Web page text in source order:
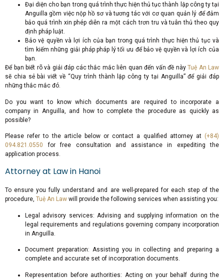
Đại diện cho bạn trong quá trình thực hiện thủ tục thành lập công ty tại
Anguilla gồm việc nộp hồ sơ và tương tác với cơ quan quản lý để đảm
bảo quá trình xin phép diễn ra một cách trơn tru và tuân thủ theo quy
định pháp luật.
Bảo vệ quyền và lợi ích của bạn trong quá trình thực hiện thủ tục và
tìm kiếm những giải pháp pháp lý tối ưu để bảo vệ quyền và lợi ích của
bạn.
Để bạn biết rõ và giải đáp các thắc mắc liên quan đến vấn đề này Tuệ An Law
sẽ chia sẻ bài viết về “Quy trình thành lập công ty tại Anguilla” để giải đáp
những thắc mắc đó.
Do you want to know which documents are required to incorporate a
company in Anguilla, and how to complete the procedure as quickly as
possible?
Please refer to the article below or contact a qualified attorney at (+84)
094.821.0550 for free consultation and assistance in expediting the
application process.
Attorney at Law in Hanoi
To ensure you fully understand and are well-prepared for each step of the
procedure, Tuệ An Law will provide the following services when assisting you:
Legal advisory services: Advising and supplying information on the
legal requirements and regulations governing company incorporation
in Anguilla.
Document preparation: Assisting you in collecting and preparing a
complete and accurate set of incorporation documents.
Representation before authorities: Acting on your behalf during the